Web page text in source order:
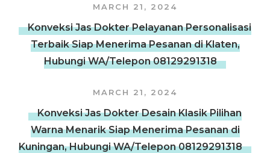
MARCH 21, 2024
Konveksi Jas Dokter Pelayanan Personalisasi
Terbaik Siap Menerima Pesanan di Klaten,
Hubungi WA/Telepon 08129291318
MARCH 21, 2024
Konveksi Jas Dokter Desain Klasik Pilihan
Warna Menarik Siap Menerima Pesanan di
Kuningan, Hubungi WA/Telepon 08129291318